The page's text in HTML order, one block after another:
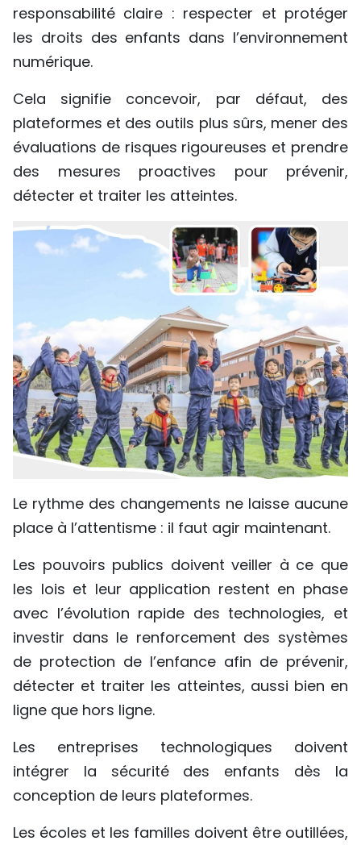
responsabilité claire : respecter et protéger
les droits des enfants dans l’environnement
numérique.
Cela signifie concevoir, par défaut, des
plateformes et des outils plus sûrs, mener des
évaluations de risques rigoureuses et prendre
des mesures proactives pour prévenir,
détecter et traiter les atteintes.
Le rythme des changements ne laisse aucune
place à l’attentisme : il faut agir maintenant.
Les pouvoirs publics doivent veiller à ce que
les lois et leur application restent en phase
avec l’évolution rapide des technologies, et
investir dans le renforcement des systèmes
de protection de l’enfance afin de prévenir,
détecter et traiter les atteintes, aussi bien en
ligne que hors ligne.
Les entreprises technologiques doivent
intégrer la sécurité des enfants dès la
conception de leurs plateformes.
Les écoles et les familles doivent être outillées,